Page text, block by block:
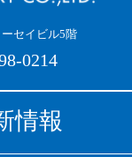
セイビル5階
0214
情報